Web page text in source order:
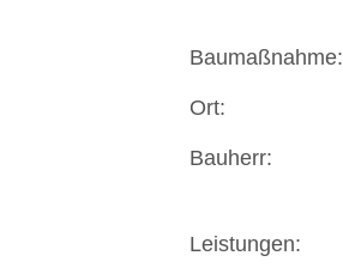
Baumaßnahme:
Ort:
Bauherr:
Leistungen: